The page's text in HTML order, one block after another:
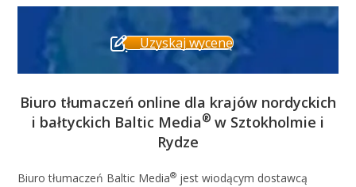
Uzyskaj wycenę
Biuro tłumaczeń online dla krajów nordyckich
i bałtyckich Baltic Media® w Sztokholmie i
Rydze
Biuro tłumaczeń Baltic Media® jest wiodącym dostawcą